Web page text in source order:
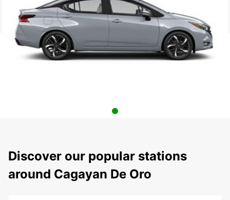
Discover our popular stations
around Cagayan De Oro